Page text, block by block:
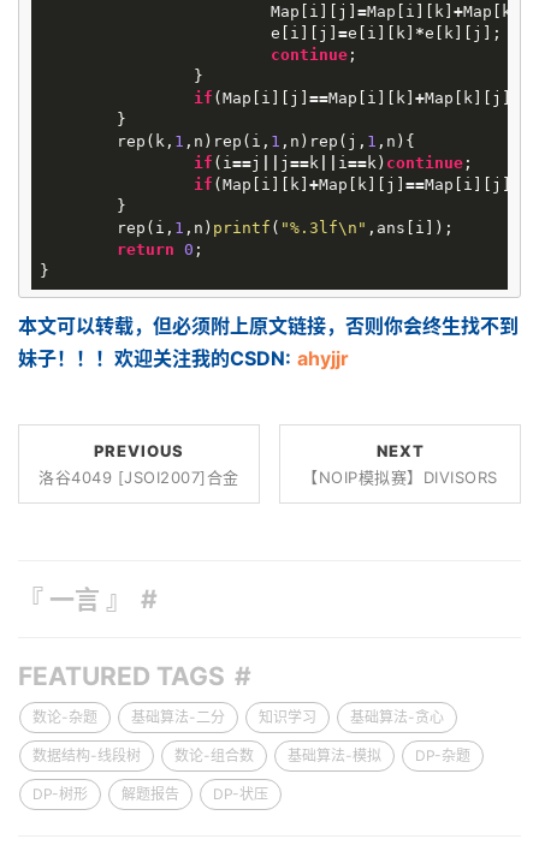
Map [ i ][ j ] =Map [ i ][ k ] +Map [ k
e [ i ][ j ] =e [ i ][ k ] *e [ k ][ j ];
continue;
}
if (Map [ i ][ j ] ==Map [ i ][ k ] +Map [ k ][ j ])
}
rep ( k , 1 , n ) rep ( i , 1 , n ) rep ( j , 1 , n ){
if ( i ==j j ==k i ==k ) continue;
if (Map [ i ][ k ] +Map [ k ][ j ] ==Map [ i ][ j ])
}
rep ( i , 1 , n ) printf ( "%.3lf\n " , ans [ i ]);
return 0 ;
}
本文可以转载，但必须附上原文链接，否则你会终生找不到
妹子！！！欢迎关注我的CSDN: ahyjjr
PREVIOUS
洛谷4049 [JSOI2007]合金
NEXT
【NOIP模拟赛】DIVISORS
『 一言 』
FEATURED TAGS
数论-杂题 基础算法-二分 知识学习 基础算法-贪心
数据结构-线段树 数论-组合数 基础算法-模拟 DP-杂题
DP-树形 解题报告 DP-状压